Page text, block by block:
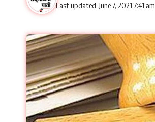
Last updated: June 7, 2021 7:41 am